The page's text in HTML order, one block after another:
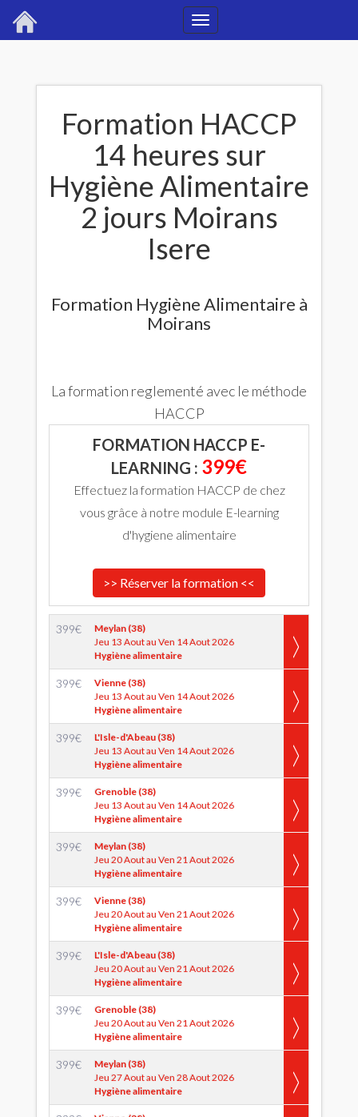
Toggle
Formation HACCP
14 heures sur
Hygiène Alimentaire
2 jours Moirans
Isere
Formation Hygiène Alimentaire à
Moirans
La formation reglementé avec le méthode
HACCP
FORMATION HACCP E-
LEARNING : 399€
Effectuez la formation HACCP de chez
vous grâce à notre module E-learning
d'hygiene alimentaire
>> Réserver la formation <<
399€
Meylan (38)
Jeu 13 Aout au Ven 14 Aout 2026
Hygiène alimentaire
399€
Vienne (38)
Jeu 13 Aout au Ven 14 Aout 2026
Hygiène alimentaire
399€
L'Isle-d'Abeau (38)
Jeu 13 Aout au Ven 14 Aout 2026
Hygiène alimentaire
399€
Grenoble (38)
Jeu 13 Aout au Ven 14 Aout 2026
Hygiène alimentaire
399€
Meylan (38)
Jeu 20 Aout au Ven 21 Aout 2026
Hygiène alimentaire
399€
Vienne (38)
Jeu 20 Aout au Ven 21 Aout 2026
Hygiène alimentaire
399€
L'Isle-d'Abeau (38)
Jeu 20 Aout au Ven 21 Aout 2026
Hygiène alimentaire
399€
Grenoble (38)
Jeu 20 Aout au Ven 21 Aout 2026
Hygiène alimentaire
399€
Meylan (38)
Jeu 27 Aout au Ven 28 Aout 2026
Hygiène alimentaire